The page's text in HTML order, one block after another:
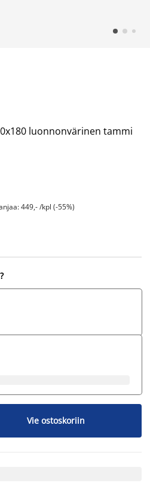
luonnonvärinen tammi
449,- /kpl (-55%)
Vie ostoskoriin